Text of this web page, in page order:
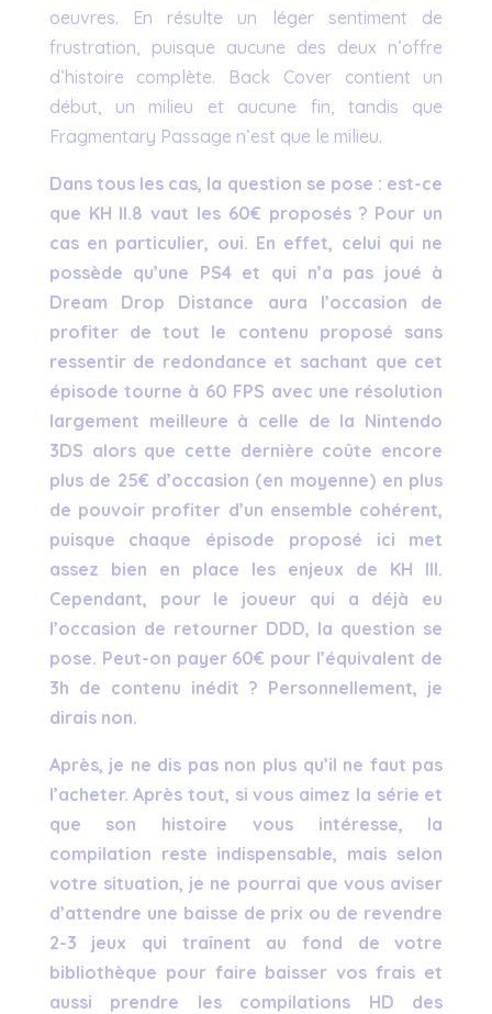
oeuvres. En résulte un léger sentiment de
frustration, puisque aucune des deux n’offre
d’histoire complète. Back Cover contient un
début, un milieu et aucune fin, tandis que
Fragmentary Passage n’est que le milieu.
Dans tous les cas, la question se pose : est-ce
que KH II.8 vaut les 60€ proposés ? Pour un
cas en particulier, oui. En effet, celui qui ne
possède qu’une PS4 et qui n’a pas joué à
Dream Drop Distance aura l’occasion de
profiter de tout le contenu proposé sans
ressentir de redondance et sachant que cet
épisode tourne à 60 FPS avec une résolution
largement meilleure à celle de la Nintendo
3DS alors que cette dernière coûte encore
plus de 25€ d’occasion (en moyenne) en plus
de pouvoir profiter d’un ensemble cohérent,
puisque chaque épisode proposé ici met
assez bien en place les enjeux de KH III.
Cependant, pour le joueur qui a déjà eu
l’occasion de retourner DDD, la question se
pose. Peut-on payer 60€ pour l’équivalent de
3h de contenu inédit ? Personnellement, je
dirais non.
Après, je ne dis pas non plus qu’il ne faut pas
l’acheter. Après tout, si vous aimez la série et
que son histoire vous intéresse, la
compilation reste indispensable, mais selon
votre situation, je ne pourrai que vous aviser
d’attendre une baisse de prix ou de revendre
2-3 jeux qui traînent au fond de votre
bibliothèque pour faire baisser vos frais et
aussi prendre les compilations HD des